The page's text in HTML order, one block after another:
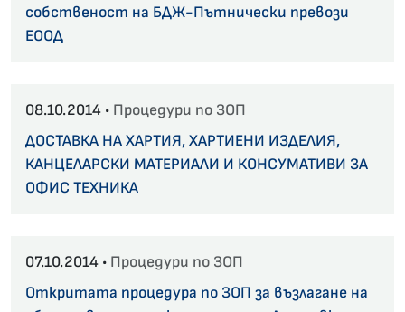
собственост на БДЖ-Пътнически превози
ЕООД
08.10.2014 • Процедури по ЗОП
ДОСТАВКА НА ХАРТИЯ, ХАРТИЕНИ ИЗДЕЛИЯ,
КАНЦЕЛАРСКИ МАТЕРИАЛИ И КОНСУМАТИВИ ЗА
ОФИС ТЕХНИКА
07.10.2014 • Процедури по ЗОП
Откритата процедура по ЗОП за възлагане на